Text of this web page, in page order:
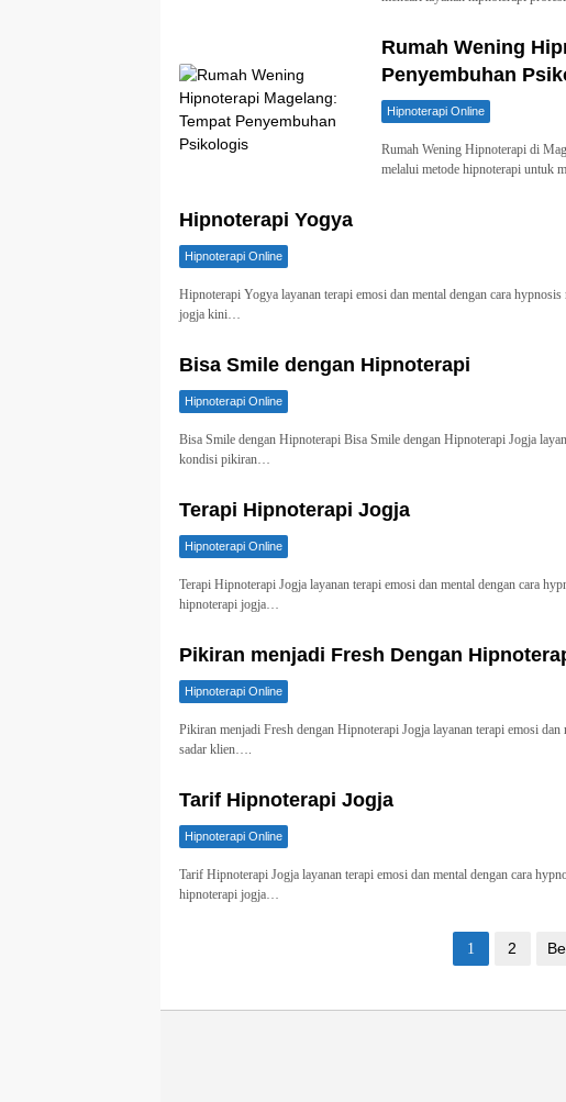
Rumah Wening
Penyembuhan
Hipnoterapi Online
Rumah Wening Hipnoterapi di
melalui metode hipnoterapi untuk
Hipnoterapi Yogya
Hipnoterapi Online
Hipnoterapi Yogya layanan terapi emosi dan mental dengan cara
jogja kini…
Bisa Smile dengan Hipnoterapi
Hipnoterapi Online
Bisa Smile dengan Hipnoterapi Bisa Smile dengan Hipnoterapi Jogja
kondisi pikiran…
Terapi Hipnoterapi Jogja
Hipnoterapi Online
Terapi Hipnoterapi Jogja layanan terapi emosi dan mental dengan cara
hipnoterapi jogja…
Pikiran menjadi Fresh Dengan
Hipnoterapi Online
Pikiran menjadi Fresh dengan Hipnoterapi Jogja layanan terapi emosi
sadar klien….
Tarif Hipnoterapi Jogja
Hipnoterapi Online
Tarif Hipnoterapi Jogja layanan terapi emosi dan mental dengan cara
hipnoterapi jogja…
1 2